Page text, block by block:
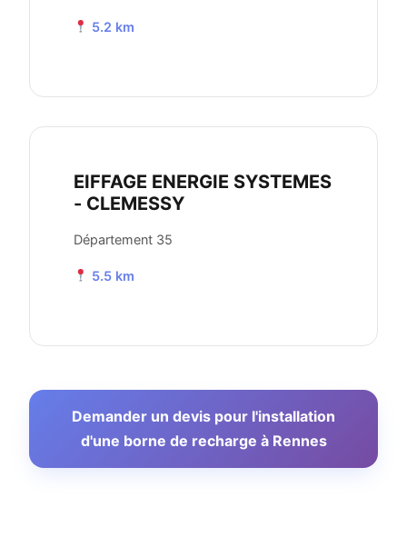
5.2 km
EIFFAGE ENERGIE SYSTEMES
- CLEMESSY
Département 35
5.5 km
Demander un devis pour l'installation
d'une borne de recharge à Rennes